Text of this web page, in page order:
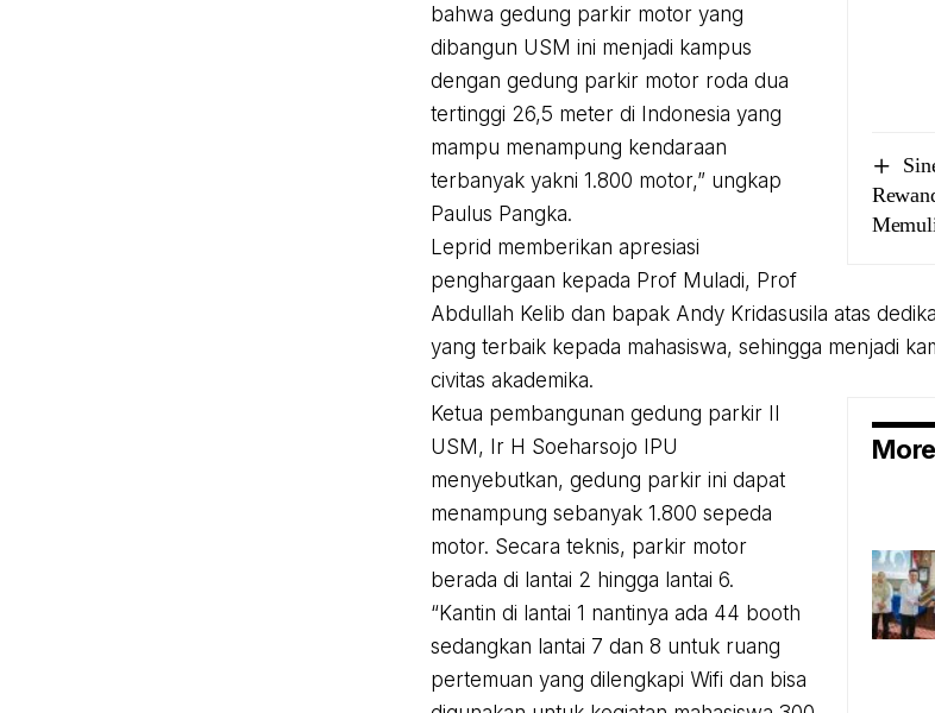
bahwa gedung parkir motor yang
dibangun USM ini menjadi kampus
dengan gedung parkir motor roda dua
tertinggi 26,5 meter di Indonesia yang
mampu menampung kendaraan
terbanyak yakni 1.800 motor,” ungkap
Paulus Pangka.
Leprid memberikan apresiasi
penghargaan kepada Prof Muladi, Prof
Abdullah Kelib dan bapak Andy Kridasusila atas
yang terbaik kepada mahasiswa, sehingga menjadi
civitas akademika.
Ketua pembangunan gedung parkir II
USM, Ir H Soeharsojo IPU
menyebutkan, gedung parkir ini dapat
menampung sebanyak 1.800 sepeda
motor. Secara teknis, parkir motor
berada di lantai 2 hingga lantai 6.
“Kantin di lantai 1 nantinya ada 44 booth
sedangkan lantai 7 dan 8 untuk ruang
pertemuan yang dilengkapi Wifi dan bisa